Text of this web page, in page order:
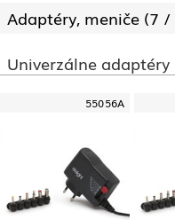
Adaptéry, meniče (7 /
Univerzálne adaptéry
55056A